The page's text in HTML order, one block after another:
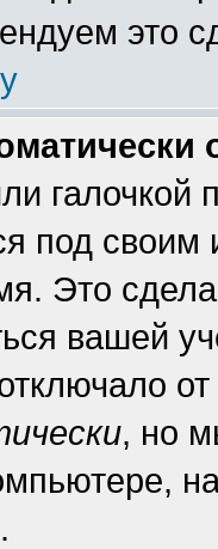
это
галочкой
под
Это
вашей
, но